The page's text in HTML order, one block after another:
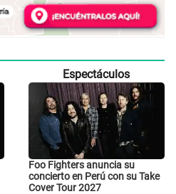
Espectáculos
Foo Fighters anuncia su
concierto en Perú con su Take
Cover Tour 2027